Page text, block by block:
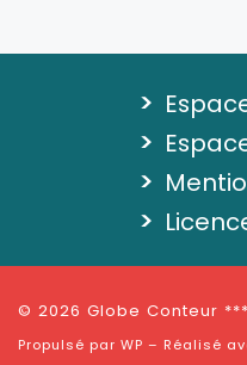
>
>
>
>
© 2026 Globe Conteur
Propulsé par WP – Réalisé